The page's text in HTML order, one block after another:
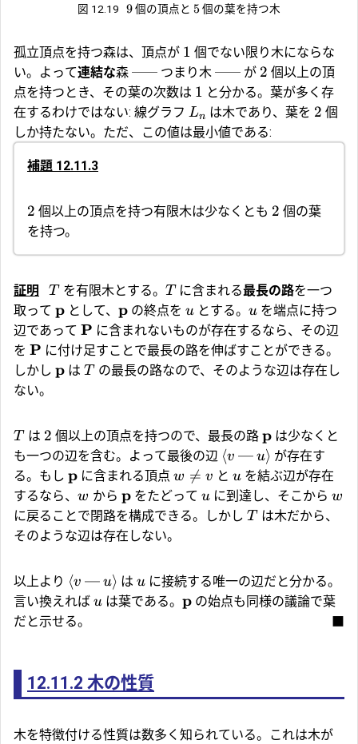
図 12.19 9個の頂点と 5個の葉を持つ木
孤立頂点を持つ森は、頂点が 1 個でない限り木にならな
い。よって連結な森 ── つまり木 ── が 2 個以上の頂
点を持つとき、その葉の次数は 1 と分かる。葉が多く存
在するわけではない: 線グラフ Ln は木であり、葉を 2 個
しか持たない。ただ、この値は最小値である:
補題 12.11.3
2 個以上の頂点を持つ有限木は少なくとも 2 個の葉
を持つ。
証明 T を有限木とする。 T に含まれる最長の路を一つ
取って p として、 p の終点を u とする。 u を端点に持つ
辺であって P に含まれないものが存在するなら、その辺
を P に付け足すことで最長の路を伸ばすことができる。
しかし p は T の最長の路なので、そのような辺は存在し
ない。
T は 2 個以上の頂点を持つので、最長の路 pは少なくと
も一つの辺を含む。よって最後の辺 ⟨v — u⟩ が存在す
る。もし p に含まれる頂点 w 
= v と uを結ぶ辺が存在
するなら、 w から pをたどって uに到達し、そこから w
に戻ることで閉路を構成できる。しかし T は木だから、
そのような辺は存在しない。
以上より ⟨v — u⟩ はu に接続する唯一の辺だと分かる。
言い換えれば u は葉である。 p の始点も同様の議論で葉
だと示せる。
12.11.2 木の性質
木を特徴付ける性質は数多く知られている。これは木が